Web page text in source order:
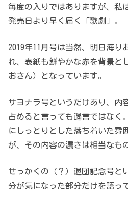
毎度の入りではありますが、私
発売日より早く届く「歌劇」。
2019年11月号は当然、明日海り
れ、表紙も鮮やかな赤を背景と
おさん）となっています。
サヨナラ号というだけあり、内
占めると言っても過言ではなく
にしっとりとした落ち着いた雰
が、その内容の濃さは相当なも
せっかくの（？）退団記念号と
分が気になった部分だけを語っ